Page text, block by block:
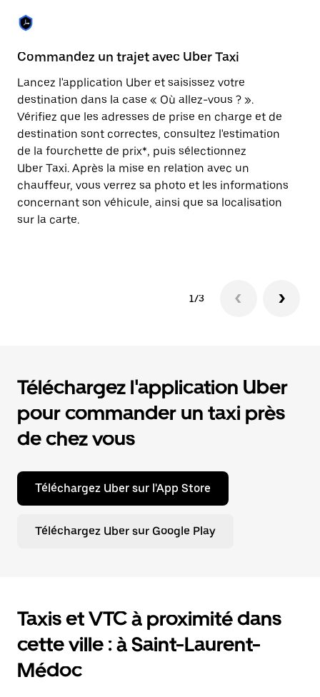
pour
fermer
calendrier.
Commandez un trajet avec Uber Taxi
Lancez l'application Uber et saisissez votre
destination dans la case « Où allez-vous ? ».
Vérifiez que les adresses de prise en charge et de
destination sont correctes, consultez l'estimation
de la fourchette de prix*, puis sélectionnez
Uber Taxi. Après la mise en relation avec un
chauffeur, vous verrez sa photo et les informations
concernant son véhicule, ainsi que sa localisation
sur la carte.
1/3
Téléchargez l'application Uber
pour commander un taxi près
de chez vous
Téléchargez Uber sur l'App Store
Téléchargez Uber sur Google Play
Taxis et VTC à proximité dans
cette ville : à Saint-Laurent-
Médoc